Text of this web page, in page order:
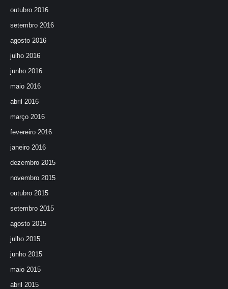
outubro 2016
setembro 2016
agosto 2016
julho 2016
junho 2016
maio 2016
abril 2016
março 2016
fevereiro 2016
janeiro 2016
dezembro 2015
novembro 2015
outubro 2015
setembro 2015
agosto 2015
julho 2015
junho 2015
maio 2015
abril 2015